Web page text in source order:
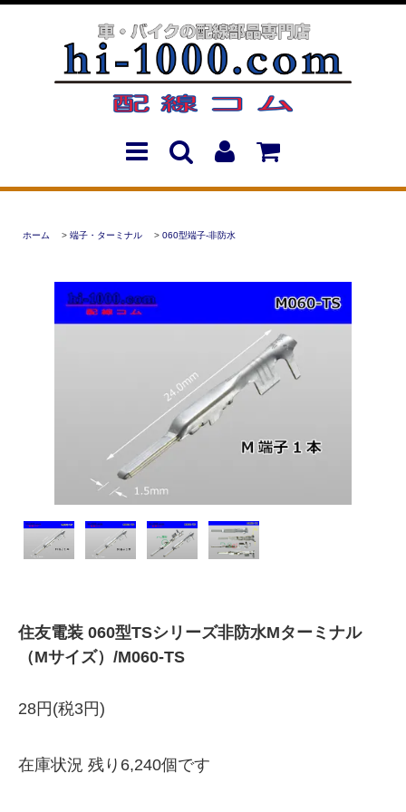
ホーム > 端子・ターミナル > 060型端子-非防水
住友電装 060型TSシリーズ非防水Mターミナル
（Mサイズ）/M060-TS
28円(税3円)
在庫状況 残り6,240個です